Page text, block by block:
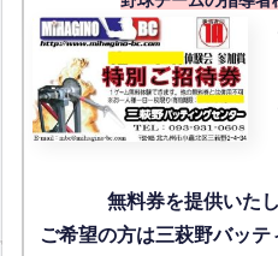
無料券を提供いた
ご希望の方は三萩野バッテ